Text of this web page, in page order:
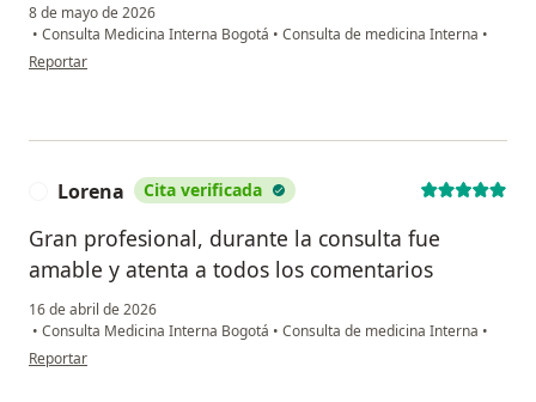
8 de mayo de 2026
• Consulta Medicina Interna Bogotá • Consulta de medicina Interna •
en opinión del usuario Wilmary Betancourt
Reportar
Lorena Cita verificada
Gran profesional, durante la consulta fue
amable y atenta a todos los comentarios
16 de abril de 2026
• Consulta Medicina Interna Bogotá • Consulta de medicina Interna •
en opinión del usuario Lorena
Reportar